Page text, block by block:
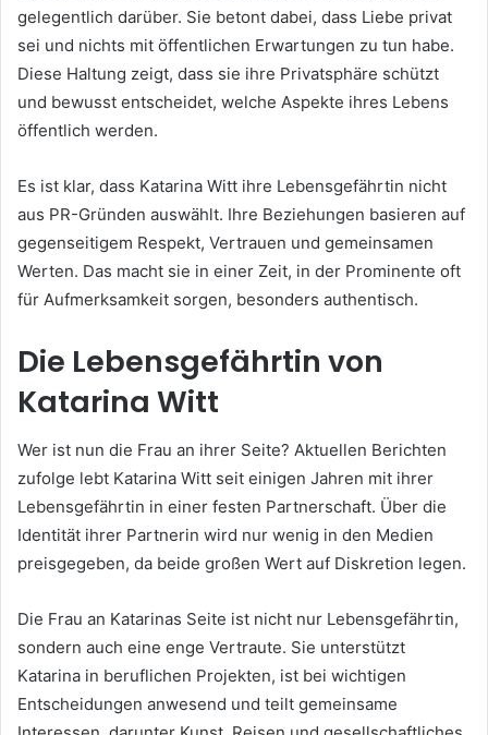
gelegentlich darüber. Sie betont dabei, dass Liebe privat
sei und nichts mit öffentlichen Erwartungen zu tun habe.
Diese Haltung zeigt, dass sie ihre Privatsphäre schützt
und bewusst entscheidet, welche Aspekte ihres Lebens
öffentlich werden.
Es ist klar, dass Katarina Witt ihre Lebensgefährtin nicht
aus PR-Gründen auswählt. Ihre Beziehungen basieren auf
gegenseitigem Respekt, Vertrauen und gemeinsamen
Werten. Das macht sie in einer Zeit, in der Prominente oft
für Aufmerksamkeit sorgen, besonders authentisch.
Die Lebensgefährtin von
Katarina Witt
Wer ist nun die Frau an ihrer Seite? Aktuellen Berichten
zufolge lebt Katarina Witt seit einigen Jahren mit ihrer
Lebensgefährtin in einer festen Partnerschaft. Über die
Identität ihrer Partnerin wird nur wenig in den Medien
preisgegeben, da beide großen Wert auf Diskretion legen.
Die Frau an Katarinas Seite ist nicht nur Lebensgefährtin,
sondern auch eine enge Vertraute. Sie unterstützt
Katarina in beruflichen Projekten, ist bei wichtigen
Entscheidungen anwesend und teilt gemeinsame